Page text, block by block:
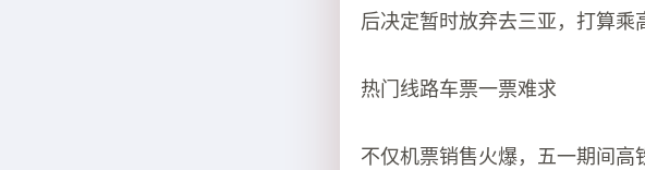
后决定暂时放弃去三亚，打算乘
热门线路车票一票难求
不仅机票销售火爆，五一期间高